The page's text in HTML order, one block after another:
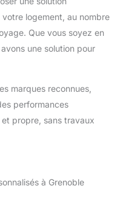
logement, au nombre
Que vous soyez en
une solution pour
marques reconnues,
performances
et propre, sans travaux
à Grenoble